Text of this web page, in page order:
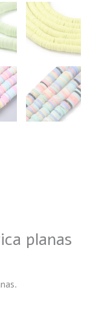
planas